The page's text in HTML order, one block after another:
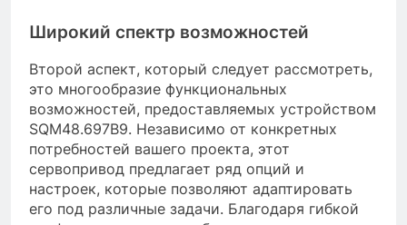
Широкий спектр возможностей
Второй аспект, который следует рассмотреть,
это многообразие функциональных
возможностей, предоставляемых устройством
SQM48.697B9. Независимо от конкретных
потребностей вашего проекта, этот
сервопривод предлагает ряд опций и
настроек, которые позволяют адаптировать
его под различные задачи. Благодаря гибкой